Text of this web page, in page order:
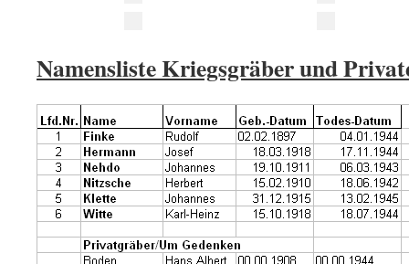
Namensliste Kriegsgräber und